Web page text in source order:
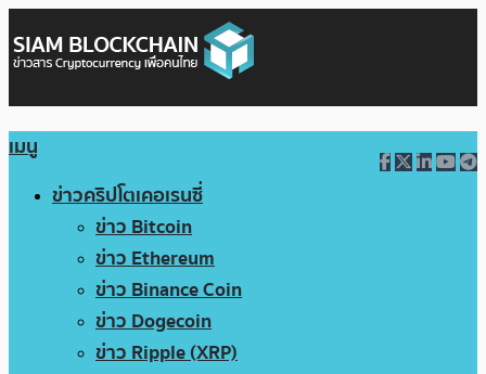
เมนู
ข่าวคริปโตเคอเรนซี่
ข่าว Bitcoin
ข่าว Ethereum
ข่าว Binance Coin
ข่าว Dogecoin
ข่าว Ripple (XRP)